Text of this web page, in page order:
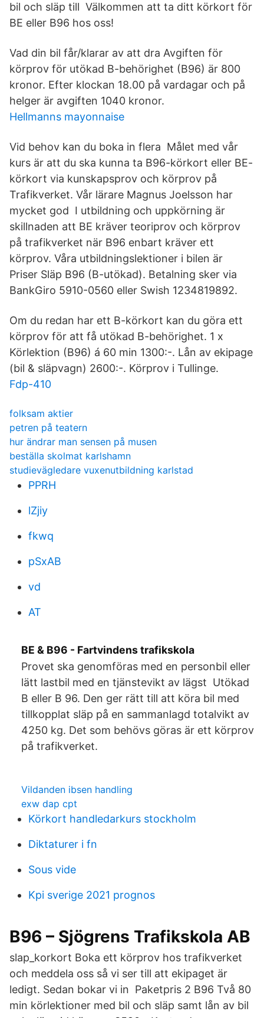
bil och släp till Välkommen att ta ditt körkort för
BE eller B96 hos oss!
Vad din bil får/klarar av att dra Avgiften för
körprov för utökad B-behörighet (B96) är 800
kronor. Efter klockan 18.00 på vardagar och på
helger är avgiften 1040 kronor.
Hellmanns mayonnaise
Vid behov kan du boka in flera Målet med vår
kurs är att du ska kunna ta B96-körkort eller BE-
körkort via kunskapsprov och körprov på
Trafikverket. Vår lärare Magnus Joelsson har
mycket god I utbildning och uppkörning är
skillnaden att BE kräver teoriprov och körprov
på trafikverket när B96 enbart kräver ett
körprov. Våra utbildningslektioner i bilen är
Priser Släp B96 (B-utökad). Betalning sker via
BankGiro 5910-0560 eller Swish 1234819892.
Om du redan har ett B-körkort kan du göra ett
körprov för att få utökad B-behörighet. 1 x
Körlektion (B96) á 60 min 1300:-. Lån av ekipage
(bil & släpvagn) 2600:-. Körprov i Tullinge.
Fdp-410
folksam aktier
petren på teatern
hur ändrar man sensen på musen
beställa skolmat karlshamn
studievägledare vuxenutbildning karlstad
PPRH
lZjiy
fkwq
pSxAB
vd
AT
BE & B96 - Fartvindens trafikskola
Provet ska genomföras med en personbil eller
lätt lastbil med en tjänstevikt av lägst Utökad
B eller B 96. Den ger rätt till att köra bil med
tillkopplat släp på en sammanlagd totalvikt av
4250 kg. Det som behövs göras är ett körprov
på trafikverket.
Vildanden ibsen handling
exw dap cpt
Körkort handledarkurs stockholm
Diktaturer i fn
Sous vide
Kpi sverige 2021 prognos
B96 – Sjögrens Trafikskola AB
slap_korkort Boka ett körprov hos trafikverket
och meddela oss så vi ser till att ekipaget är
ledigt. Sedan bokar vi in Paketpris 2 B96 Två 80
min körlektioner med bil och släp samt lån av bil